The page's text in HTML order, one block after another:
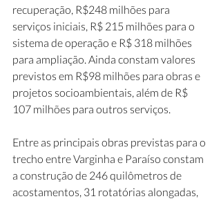
recuperação, R$248 milhões para
serviços iniciais, R$ 215 milhões para o
sistema de operação e R$ 318 milhões
para ampliação. Ainda constam valores
previstos em R$98 milhões para obras e
projetos socioambientais, além de R$
107 milhões para outros serviços.
Entre as principais obras previstas para o
trecho entre Varginha e Paraíso constam
a construção de 246 quilômetros de
acostamentos, 31 rotatórias alongadas,